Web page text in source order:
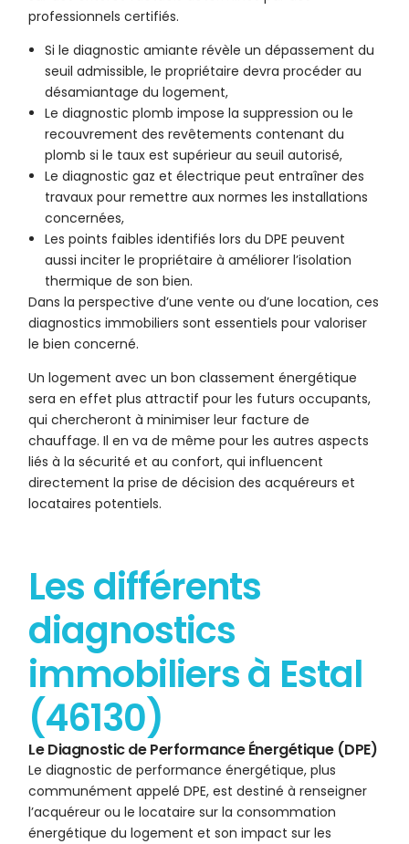
professionnels certifiés.
Si le diagnostic amiante révèle un dépassement du
seuil admissible, le propriétaire devra procéder au
désamiantage du logement,
Le diagnostic plomb impose la suppression ou le
recouvrement des revêtements contenant du
plomb si le taux est supérieur au seuil autorisé,
Le diagnostic gaz et électrique peut entraîner des
travaux pour remettre aux normes les installations
concernées,
Les points faibles identifiés lors du DPE peuvent
aussi inciter le propriétaire à améliorer l’isolation
thermique de son bien.
Dans la perspective d’une vente ou d’une location, ces
diagnostics immobiliers sont essentiels pour valoriser
le bien concerné.
Un logement avec un bon classement énergétique
sera en effet plus attractif pour les futurs occupants,
qui chercheront à minimiser leur facture de
chauffage. Il en va de même pour les autres aspects
liés à la sécurité et au confort, qui influencent
directement la prise de décision des acquéreurs et
locataires potentiels.
Les différents
diagnostics
immobiliers à Estal
(46130)
Le Diagnostic de Performance Énergétique (DPE)
Le diagnostic de performance énergétique, plus
communément appelé DPE, est destiné à renseigner
l’acquéreur ou le locataire sur la consommation
énergétique du logement et son impact sur les